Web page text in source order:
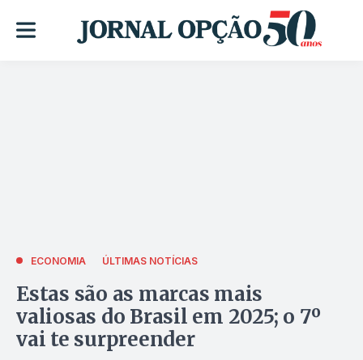
ECONOMIA ÚLTIMAS NOTÍCIAS
Estas são as marcas mais
valiosas do Brasil em 2025; o 7º
vai te surpreender